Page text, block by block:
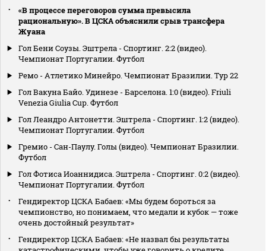
«В процессе переговоров сумма превысила
рациональную». В ЦСКА объяснили срыв трансфера
Жуана
Гол Бени Соузы. Эштрела - Спортинг. 2:2 (видео).
Чемпионат Португалии. Футбол
Ремо - Атлетико Минейро. Чемпионат Бразилии. Тур 22
Гол Вакуна Байо. Удинезе - Барселона. 1:0 (видео). Friuli
Venezia Giulia Cup. Футбол
Гол Леандро Антонетти. Эштрела - Спортинг. 1:2 (видео).
Чемпионат Португалии. Футбол
Гремио - Сан-Паулу. Голы (видео). Чемпионат Бразилии.
Футбол
Гол Фотиса Иоаннидиса. Эштрела - Спортинг. 0:2 (видео).
Чемпионат Португалии. Футбол
Гендиректор ЦСКА Бабаев: «Мы будем бороться за
чемпионство, но понимаем, что медали и кубок — тоже
очень достойный результат»
Гендиректор ЦСКА Бабаев: «Не назвал бы результаты